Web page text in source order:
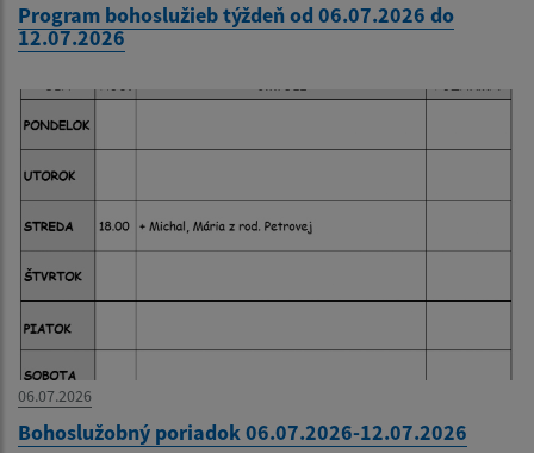
Program bohoslužieb týždeň od 06.07.2026 do
12.07.2026
06.07.2026
Bohoslužobný poriadok 06.07.2026-12.07.2026